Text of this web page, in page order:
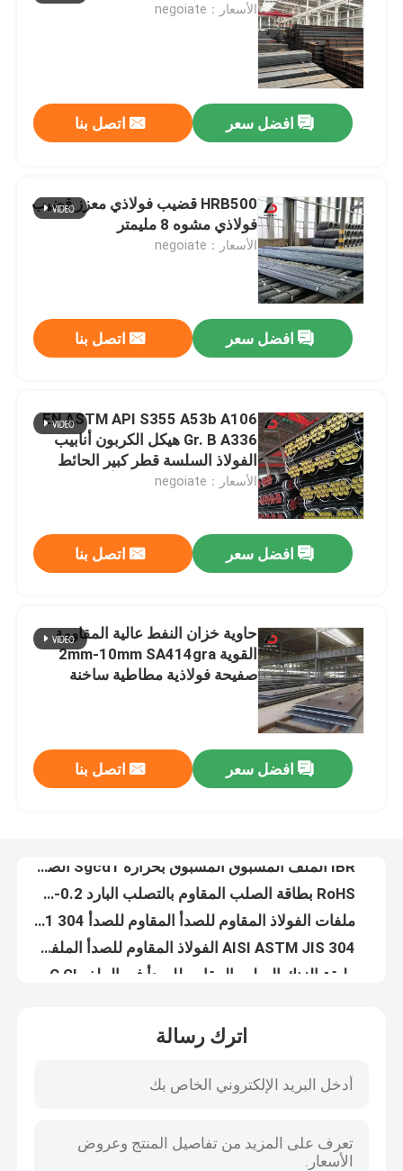
المنزل
المنتجات
فيديوهات
جولة في المصنع
مراقبة الجودة
لفائف الفولاذ المغلف
الأسعار：negoiate
افضل سعر اتصل بنا
HRB500 قضيب فولاذي معزز قضيب
فولاذي مشوه 8 مليمتر
الأسعار：negoiate
افضل سعر اتصل بنا
EN ASTM API S355 A53b A106
Gr. B A336 هيكل الكربون أنابيب
الفولاذ السلسة قطر كبير الحائط
السميك Sch20 سبيكة أنابيب
الأسعار：negoiate
افضل سعر اتصل بنا
حاوية خزان النفط عالية المقاومة
القوية 2mm-10mm SA414gra
صفيحة فولاذية مطاطية ساخنة
افضل سعر اتصل بنا
IBR الملف المسبوق المسبوق بحرارة Sgcd1 الصلب المسبوق العادي
اترك رسالة